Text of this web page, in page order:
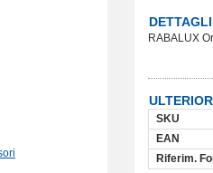
DETTAGLI
RABALUX
SKU
EAN
Riferim.